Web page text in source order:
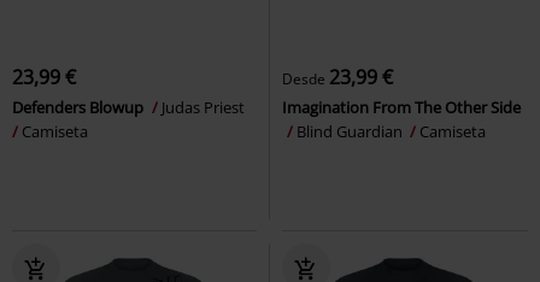
23,99 €
Defenders Blowup
Judas Priest
Camiseta
Desde 23,99 €
Imagination From The Other Side
Blind Guardian
Camiseta